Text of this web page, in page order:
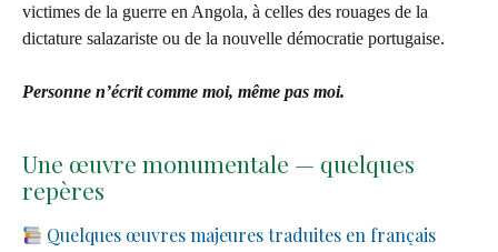
victimes de la guerre en Angola, à celles des rouages de la
dictature salazariste ou de la nouvelle démocratie portugaise.
Personne n’écrit comme moi, même pas moi.
Une œuvre monumentale — quelques
repères
Quelques œuvres majeures traduites en français